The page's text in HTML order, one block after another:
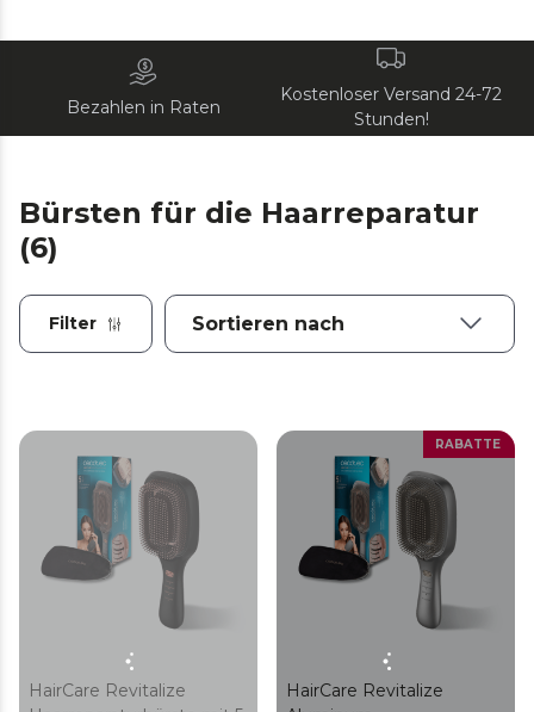
Bezahlen in Raten
Kostenloser Versand 24-72
Stunden!
Bürsten für die Haarreparatur
(6)
Filter
HairCare Revitalize
RABATTE
HairCare Revitalize